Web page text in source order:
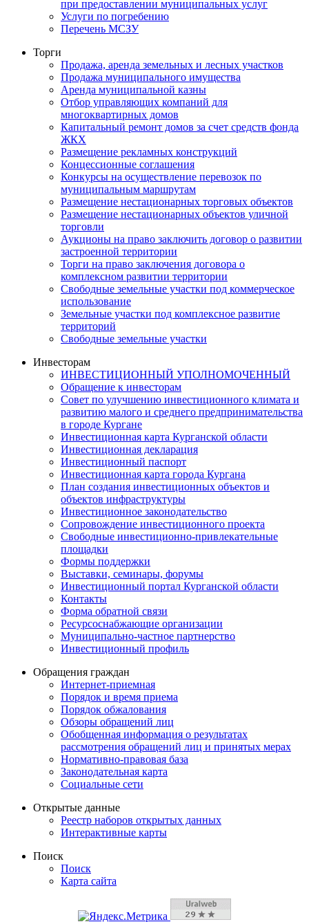
при предоставлении муниципальных услуг
Услуги по погребению
Перечень МСЗУ
Торги
Продажа, аренда земельных и лесных участков
Продажа муниципального имущества
Аренда муниципальной казны
Отбор управляющих компаний для
многоквартирных домов
Капитальный ремонт домов за счет средств фонда
ЖКХ
Размещение рекламных конструкций
Концессионные соглашения
Конкурсы на осуществление перевозок по
муниципальным маршрутам
Размещение нестационарных торговых объектов
Размещение нестационарных объектов уличной
торговли
Аукционы на право заключить договор о развитии
застроенной территории
Торги на право заключения договора о
комплексном развитии территории
Свободные земельные участки под коммерческое
использование
Земельные участки под комплексное развитие
территорий
Свободные земельные участки
Инвесторам
ИНВЕСТИЦИОННЫЙ УПОЛНОМОЧЕННЫЙ
Обращение к инвесторам
Совет по улучшению инвестиционного климата и
развитию малого и среднего предпринимательства
в городе Кургане
Инвестиционная карта Курганской области
Инвестиционная декларация
Инвестиционный паспорт
Инвестиционная карта города Кургана
План создания инвестиционных объектов и
объектов инфраструктуры
Инвестиционное законодательство
Сопровождение инвестиционного проекта
Свободные инвестиционно-привлекательные
площадки
Формы поддержки
Выставки, семинары, форумы
Инвестиционный портал Курганской области
Контакты
Форма обратной связи
Ресурсоснабжающие организации
Муниципально-частное партнерство
Инвестиционный профиль
Обращения граждан
Интернет-приемная
Порядок и время приема
Порядок обжалования
Обзоры обращений лиц
Обобщенная информация о результатах
рассмотрения обращений лиц и принятых мерах
Нормативно-правовая база
Законодательная карта
Социальные сети
Открытые данные
Реестр наборов открытых данных
Интерактивные карты
Поиск
Поиск
Карта сайта